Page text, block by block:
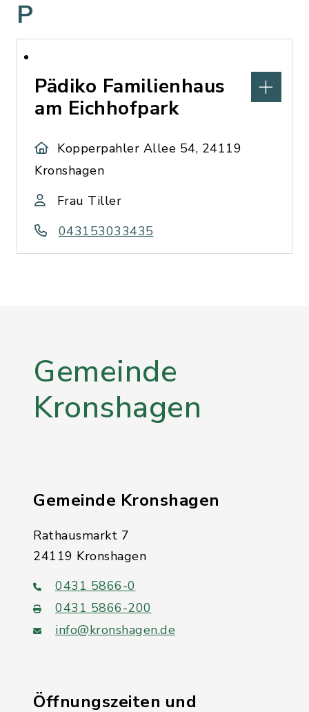
P
Pädiko Familienhaus
am Eichhofpark
Kopperpahler Allee 54, 24119
Kronshagen
Frau Tiller
043153033435
Gemeinde
Kronshagen
Gemeinde Kronshagen
Rathausmarkt 7
24119 Kronshagen
0431 5866-0
0431 5866-200
info@kronshagen.de
Öffnungszeiten und